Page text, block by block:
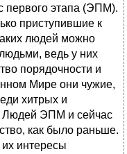
первого этапа (ЭПМ).
приступившие к
людей можно
ведь у них
порядочности и
Мире они чужие,
хитрых и
Людей ЭПМ и сейчас
как было раньше.
интересы